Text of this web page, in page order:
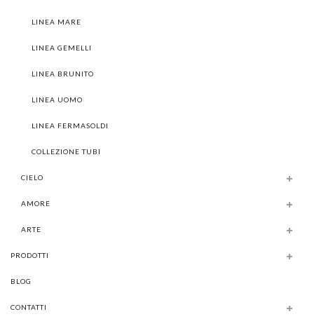
LINEA MARE
LINEA GEMELLI
LINEA BRUNITO
LINEA UOMO
LINEA FERMASOLDI
COLLEZIONE TUBI
CIELO
AMORE
ARTE
PRODOTTI
BLOG
CONTATTI